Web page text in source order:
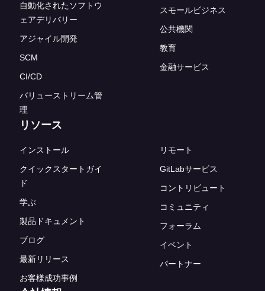
自動化されたソフトウ
ェアデリバリー
アジャイル開発
SCM
CI/CD
バリューストリーム管
理
スモールビジネス
公共機関
教育
金融サービス
リソース
インストール
クイックスタートガイ
ド
学ぶ
製品ドキュメント
ブログ
最新リリース
お客様成功事例
リモート
GitLabサービス
コントリビュート
コミュニティ
フォーラム
イベント
パートナー